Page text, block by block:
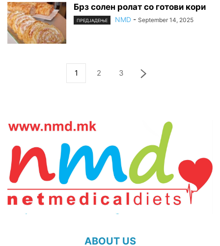
Брз солен ролат со готови кори
ПРЕДЈАДЕЊЕ NMD - September 14, 2025
1 2 3
ABOUT US